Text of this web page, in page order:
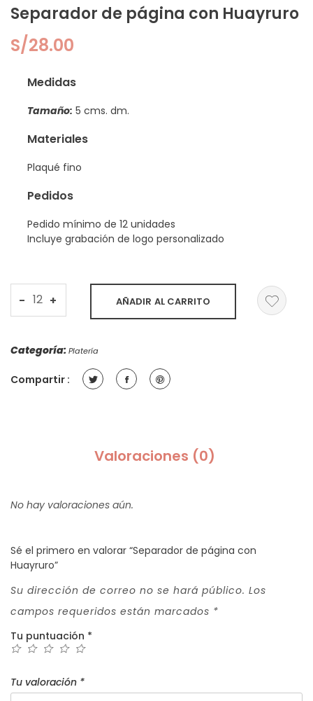
Separador de página con Huayruro
S/28.00
Medidas
Tamaño: 5 cms. dm.
Materiales
Plaqué fino
Pedidos
Pedido mínimo de 12 unidades
Incluye grabación de logo personalizado
- Separador
Huayruro
+ AÑADIR AL CARRITO
Categoría:Platería
Compartir :
Valoraciones (0)
No hay valoraciones aún.
Sé el primero en valorar “Separador de página con
Huayruro”
Su dirección de correo no se hará público. Los
campos requeridos están marcados *
Tu puntuación *
Tu valoración *